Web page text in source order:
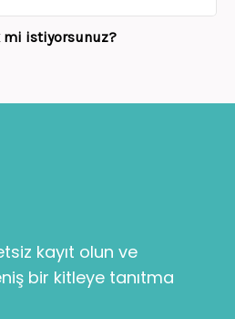
istiyorsunuz?
kayıt olun ve
bir kitleye tanıtma